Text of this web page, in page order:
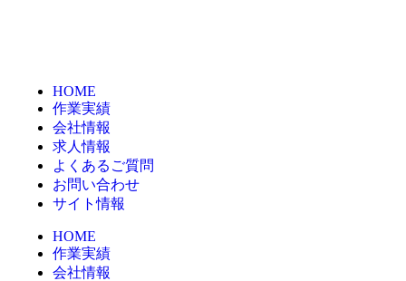
HOME
作業実績
会社情報
求人情報
よくあるご質問
お問い合わせ
サイト情報
HOME
作業実績
会社情報